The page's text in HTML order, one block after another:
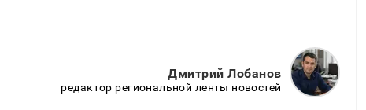
Дмитрий Лобанов
редактор региональной ленты новостей